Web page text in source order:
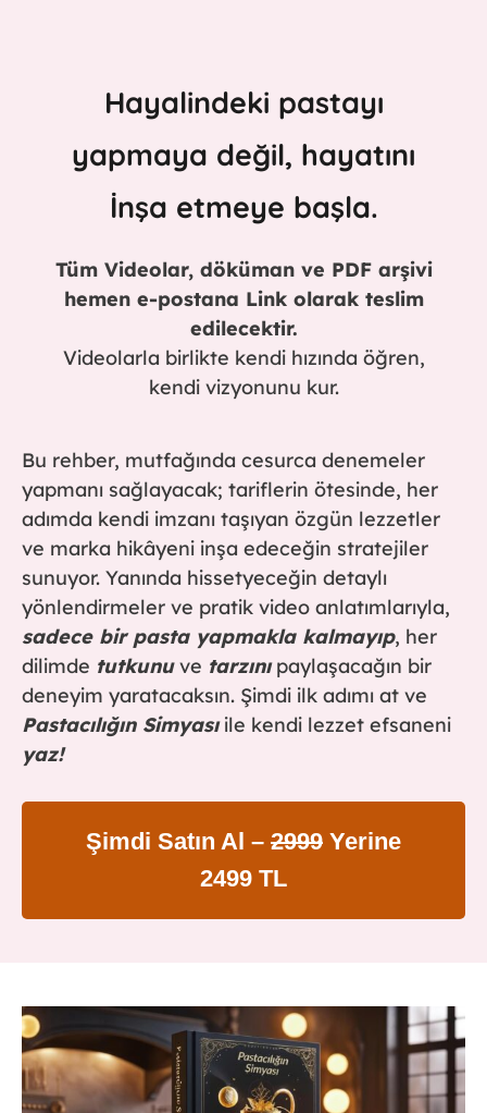
Hayalindeki pastayı
yapmaya değil, hayatını
İnşa etmeye başla.
Tüm Videolar, döküman ve PDF arşivi
hemen e-postana Link olarak teslim
edilecektir.
Videolarla birlikte kendi hızında öğren,
kendi vizyonunu kur.
Bu rehber, mutfağında cesurca denemeler
yapmanı sağlayacak; tariflerin ötesinde, her
adımda kendi imzanı taşıyan özgün lezzetler
ve marka hikâyeni inşa edeceğin stratejiler
sunuyor. Yanında hissetyeceğin detaylı
yönlendirmeler ve pratik video anlatımlarıyla,
sadece bir pasta yapmakla kalmayıp, her
dilimde tutkunuve tarzınıpaylaşacağın bir
deneyim yaratacaksın. Şimdi ilk adımı at ve
Pastacılığın Simyasıile kendi lezzet efsaneni
yaz!
Şimdi Satın Al – 2999 Yerine
2499 TL